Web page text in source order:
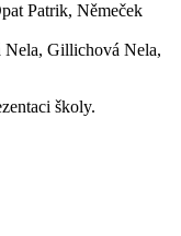
Patrik, Němeček
Gillichová Nela,
školy.